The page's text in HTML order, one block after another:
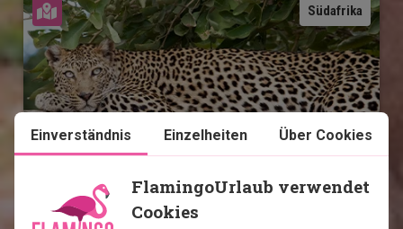
Südafrika
Karte ansehen
Krüger Safari und Sansibar
Einverständnis Einzelheiten Über Cookies
FlamingoUrlaub verwendet
Cookies